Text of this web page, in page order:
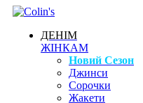
ДЕНІМ
ЖІНКАМ
Новий Сезон
Джинси
Сорочки
Жакети